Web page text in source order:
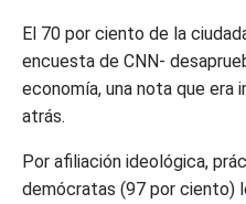
El 70 por ciento de la
encuesta de CNN-
economía, una nota que era
atrás.
Por afiliación ideológica,
demócratas (97 por ciento)